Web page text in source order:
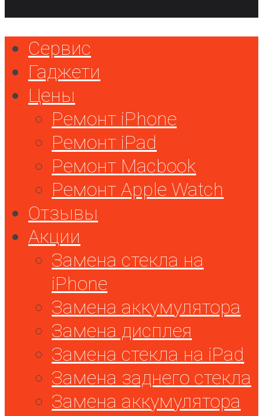
Сервис
Гаджети
Цены
Ремонт iPhone
Ремонт iPad
Ремонт Macbook
Ремонт Apple Watch
Отзывы
Акции
Замена стекла на
iPhone
Замена аккумулятора
Замена дисплея
Замена стекла на iPad
Замена заднего стекла
Замена аккумулятора